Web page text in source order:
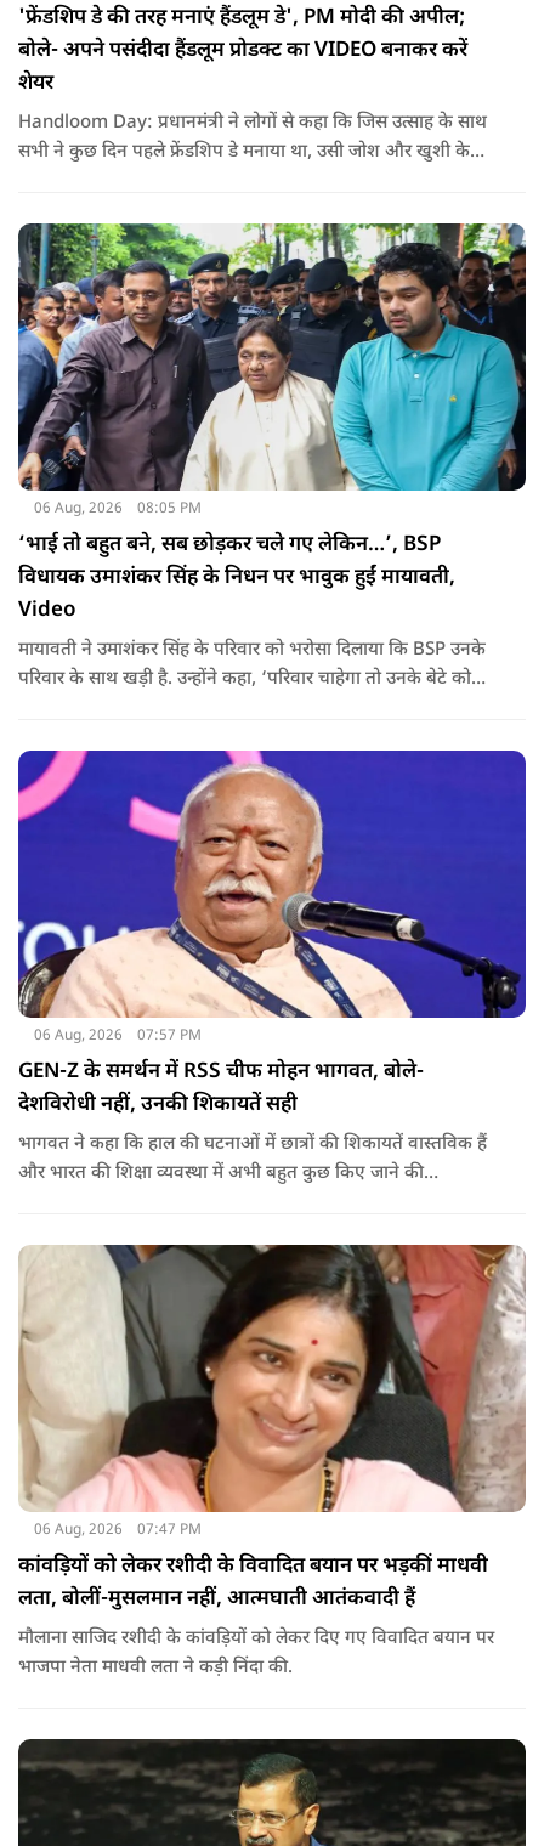
'फ्रेंडशिप डे की तरह मनाएं हैंडलूम डे', PM मोदी की अपील;
बोले- अपने पसंदीदा हैंडलूम प्रोडक्ट का VIDEO बनाकर करें
शेयर
Handloom Day: प्रधानमंत्री ने लोगों से कहा कि जिस उत्साह के साथ
सभी ने कुछ दिन पहले फ्रेंडशिप डे मनाया था, उसी जोश और खुशी के
06 Aug, 2026 08:05 PM
‘भाई तो बहुत बने, सब छोड़कर चले गए लेकिन…’, BSP
विधायक उमाशंकर सिंह के निधन पर भावुक हुईं मायावती,
Video
मायावती ने उमाशंकर सिंह के परिवार को भरोसा दिलाया कि BSP उनके
परिवार के साथ खड़ी है. उन्होंने कहा, ‘परिवार चाहेगा तो उनके बेटे को
06 Aug, 2026 07:57 PM
GEN-Z के समर्थन में RSS चीफ मोहन भागवत, बोले-
देशविरोधी नहीं, उनकी शिकायतें सही
भागवत ने कहा कि हाल की घटनाओं में छात्रों की शिकायतें वास्तविक हैं
और भारत की शिक्षा व्यवस्था में अभी बहुत कुछ किए जाने की
06 Aug, 2026 07:47 PM
कांवड़ियों को लेकर रशीदी के विवादित बयान पर भड़कीं माधवी
लता, बोलीं-मुसलमान नहीं, आत्मघाती आतंकवादी हैं
मौलाना साजिद रशीदी के कांवड़ियों को लेकर दिए गए विवादित बयान पर
भाजपा नेता माधवी लता ने कड़ी निंदा की.